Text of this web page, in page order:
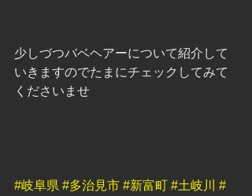
少しづつバベヘアーについて紹介して
いきますのでたまにチェックしてみて
くださいませ
#岐阜県 #多治見市 #新富町 #土岐川
#